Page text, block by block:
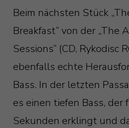
Beim nächsten Stück
Breakfast“ von der „The
Sessions“ (CD, Rykodisc
ebenfalls echte
Bass. In der letzten
es einen tiefen Bass, der
Sekunden erklingt und